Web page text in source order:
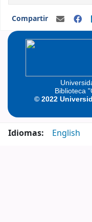
Compartir
Biblioteca
© 2022
Idiomas: English